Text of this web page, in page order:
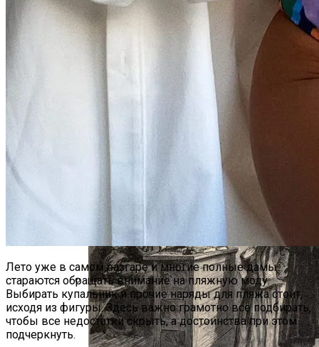
Ваша Любовь К Оранжевому: Глоток
Энергии Или Сигнал Уставшей Души
Женская Зимняя Обувь: 5 Стильных
Моделей, За Которыми
Выстраиваются В Очереди
Интересные Факты О Войнах…
Лето уже в самом разгаре и многие полные дамы
стараются обращать внимание на пляжную моду.
Выбирать купальник и прочие наряды для пляжа стоит,
исходя из фигуры. Здесь важно грамотно все подбирать,
чтобы все недостатки скрыть, а достоинства при этом
подчеркнуть.